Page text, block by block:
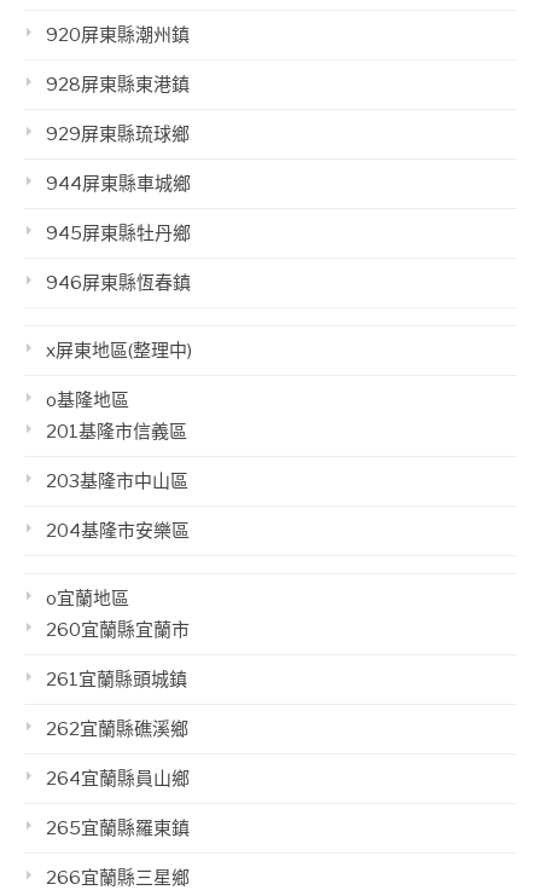
920屏東縣潮州鎮
928屏東縣東港鎮
929屏東縣琉球鄉
944屏東縣車城鄉
945屏東縣牡丹鄉
946屏東縣恆春鎮
x屏東地區(整理中)
o基隆地區
201基隆市信義區
203基隆市中山區
204基隆市安樂區
o宜蘭地區
260宜蘭縣宜蘭市
261宜蘭縣頭城鎮
262宜蘭縣礁溪鄉
264宜蘭縣員山鄉
265宜蘭縣羅東鎮
266宜蘭縣三星鄉